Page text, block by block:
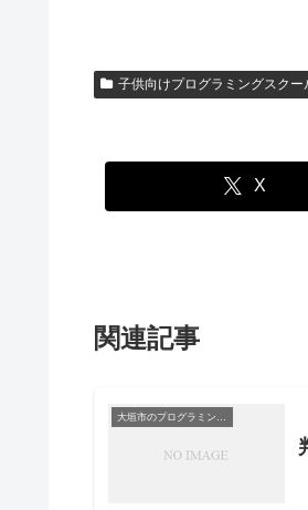
子供向けプログラミングスクー
X
関連記事